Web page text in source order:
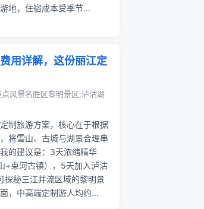
地，住宿成本受季节...
用详解，这份丽江定
风景名胜区黎明景区,泸沽湖
制旅游方案，核心在于根据
将雪山、古城与湖景合理串
的建议是：3天浓缩精华
+束河古镇），5天加入泸沽
探秘三江并流区域的黎明景
，中高端定制游人均约...